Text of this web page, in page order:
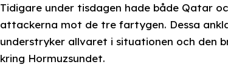
Tidigare under tisdagen hade både Qatar
attackerna mot de tre fartygen. Dessa
understryker allvaret i situationen och den
kring Hormuzsundet.